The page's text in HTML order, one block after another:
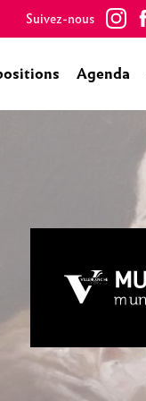
Suivez-nous
Agenda